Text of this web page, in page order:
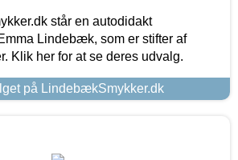
står en autodidakt
Lindebæk, som er stifter af
Klik her for at se deres udvalg.
på LindebækSmykker.dk